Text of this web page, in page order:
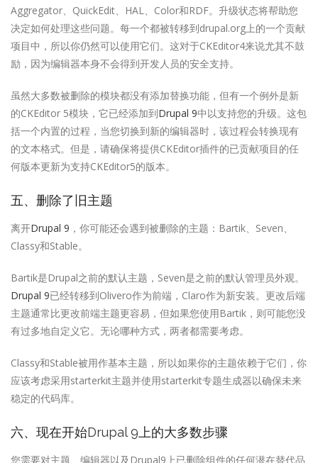
Aggregator、QuickEdit、HAL、Color和RDF。升级状态将帮助您
决定如何处理这些问题。每一个都被转移到drupal.org上的一个贡献
项目中，所以你仍然可以使用它们。这对于CKEditor4来说尤其不鼓
励，因为编辑器本身不会得到开发人员的安全支持。
虽然大多数被删除的模块都没有添加替换功能，但有一个例外是新
的CKEditor 5模块，它已经添加到Drupal 9中以支持您的升级。这包
括一个内置的过程，当您切换到新的编辑器时，该过程会转换现有
的文本格式。但是，请确保将提供CKEditor插件的已贡献项目的任
何版本更新为支持CKEditor5的版本。
五、删除了旧主题
离开Drupal 9 ，你可能还会遇到被删除的主题：Bartik、Seven、
Classy和Stable。
Bartik是Drupal之前的默认主题，Seven是之前的默认管理员外观。
Drupal 9已经转移到Olivero作为前端，Claro作为新安装。更改后端
主题通常比更改前端主题更容易，但如果您使用Bartik，则可能您没
有过多地自定义它。无论哪种方式，两者都需要考虑。
Classy和Stable被用作基本主题，所以如果你的主题依赖于它们，你
应该考虑采用starterkit主题并使用starterkit专题生成器以确保未来
稳定的代码库。
六、现在开始Drupal 9 上的大多数步骤
您需要对主题、编辑器以及Drupal9上已删除组件的任何潜在替代品